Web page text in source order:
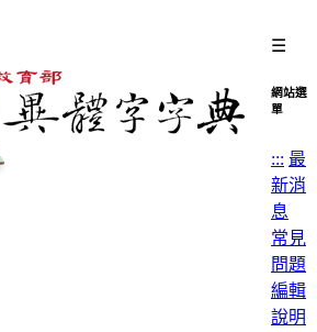
☰
網站選
單
::: 最
新消
息
常見
問題
編輯
說明